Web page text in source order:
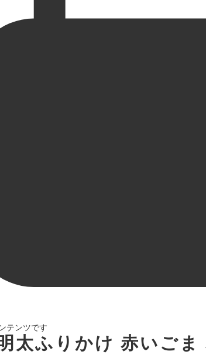
テンツです
太ふりかけ 赤いご